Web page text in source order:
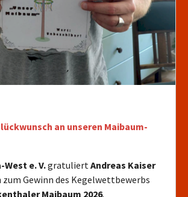
an unseren Maibaum-
West e. V.gratuliertAndreas Kaiser
Gewinn des Kegelwettbewerbs
Maibaum 2026.